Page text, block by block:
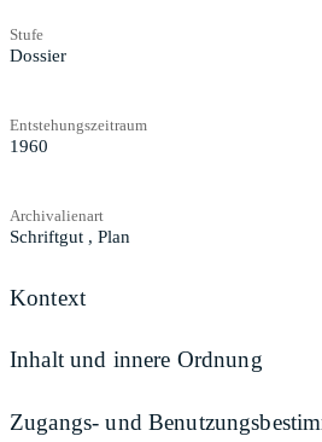
Stufe
Dossier
Entstehungszeitraum
1960
Archivalienart
Schriftgut , Plan
Kontext
Inhalt und innere Ordnung
Zugangs- und